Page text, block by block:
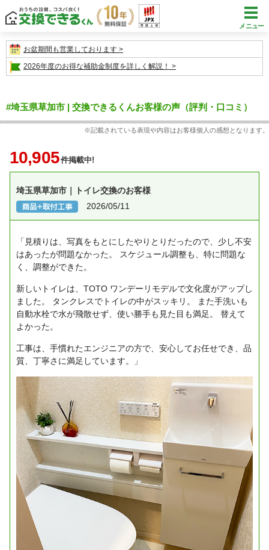
メニュー
お盆期間も営業しております
2026年度のお得な補助金制度を詳しく解説！
#埼玉県草加市 | 交換できるくんお客様の声（評判・口コミ）
※記載されている表現や内容はお客様個人の感想となります。
10,905件掲載中!
埼玉県草加市｜トイレ交換のお客様
2026/05/11
「見積りは、写真をもとにしたやりとりだったので、少し不安
はあったが問題なかった。
スケジュール調整も、特に問題な
く、調整ができた。
新しいトイレは、TOTO ワンデーリモデルで文化度がアップし
ました。
タンクレスでトイレの中がスッキリ。
また手洗いも
自動水栓で水が飛散せず、使い勝手も見た目も満足。
替えて
よかった。
工事は、手慣れたエンジニアの方で、安心してお任せでき、品
質、丁寧さに満足しています。」